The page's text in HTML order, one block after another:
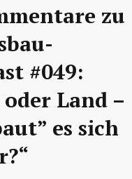
zu
#049:
Land –
es sich